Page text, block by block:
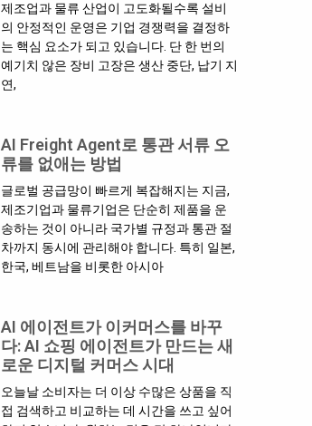
제조업과 물류 산업이 고도화될수록 설비
의 안정적인 운영은 기업 경쟁력을 결정하
는 핵심 요소가 되고 있습니다. 단 한 번의
예기치 않은 장비 고장은 생산 중단, 납기 지
연,
AI Freight Agent로 통관 서류 오
류를 없애는 방법
글로벌 공급망이 빠르게 복잡해지는 지금,
제조기업과 물류기업은 단순히 제품을 운
송하는 것이 아니라 국가별 규정과 통관 절
차까지 동시에 관리해야 합니다. 특히 일본,
한국, 베트남을 비롯한 아시아
AI 에이전트가 이커머스를 바꾸
다: AI 쇼핑 에이전트가 만드는 새
로운 디지털 커머스 시대
오늘날 소비자는 더 이상 수많은 상품을 직
접 검색하고 비교하는 데 시간을 쓰고 싶어